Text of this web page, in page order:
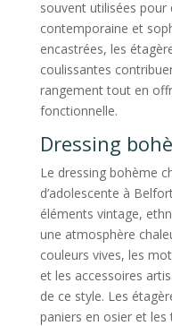
souvent utilisées pour
contemporaine et
encastrées, les
coulissantes
rangement tout en
fonctionnelle.
Dressing
Le dressing bohème
d’adolescente à
éléments vintage,
une atmosphère
couleurs vives, les
et les accessoires
de ce style. Les
paniers en osier et